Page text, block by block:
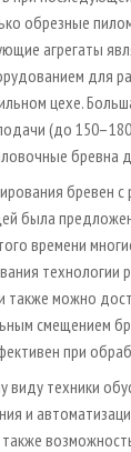
обрезные
агрегаты
для
цехе.
(до
бревна
бревен с
была
времени
технологии
можно
смещением
при
виду техники
и
также